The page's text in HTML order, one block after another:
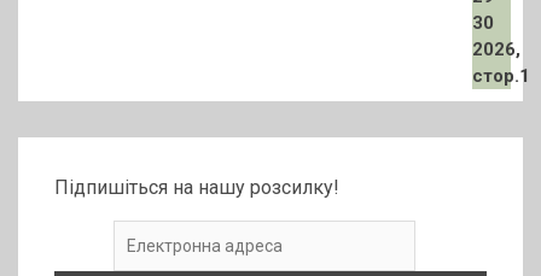
Підпишіться на нашу розсилку!